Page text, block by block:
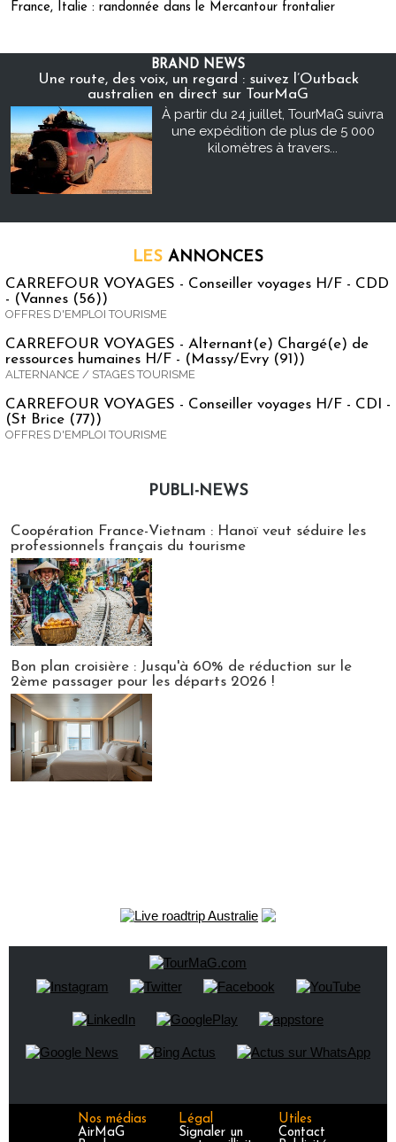
France, Italie : randonnée dans le Mercantour frontalier
BRAND NEWS
Une route, des voix, un regard : suivez l’Outback
australien en direct sur TourMaG
À partir du 24 juillet, TourMaG suivra
une expédition de plus de 5 000
kilomètres à travers...
LES ANNONCES
CARREFOUR VOYAGES - Conseiller voyages H/F - CDD
- (Vannes (56))
OFFRES D'EMPLOI TOURISME
CARREFOUR VOYAGES - Alternant(e) Chargé(e) de
ressources humaines H/F - (Massy/Evry (91))
ALTERNANCE / STAGES TOURISME
CARREFOUR VOYAGES - Conseiller voyages H/F - CDI -
(St Brice (77))
OFFRES D'EMPLOI TOURISME
PUBLI-NEWS
Coopération France-Vietnam : Hanoï veut séduire les
professionnels français du tourisme
Bon plan croisière : Jusqu'à 60% de réduction sur le
2ème passager pour les départs 2026 !
Nos médias
AirMaG
Légal
Signaler un
Utiles
Contact